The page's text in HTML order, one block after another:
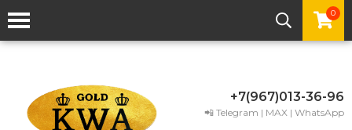
0
+7(967)013-36-96
📲 Telegram | MAX | WhatsApp